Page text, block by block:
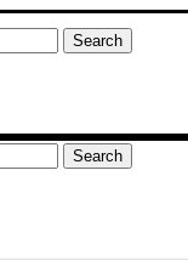
Search
Search